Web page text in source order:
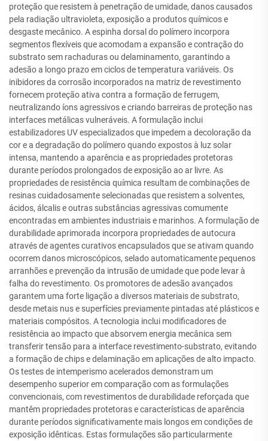
proteção que resistem à penetração de umidade, danos causados
pela radiação ultravioleta, exposição a produtos químicos e
desgaste mecânico. A espinha dorsal do polímero incorpora
segmentos flexíveis que acomodam a expansão e contração do
substrato sem rachaduras ou delaminamento, garantindo a
adesão a longo prazo em ciclos de temperatura variáveis. Os
inibidores da corrosão incorporados na matriz de revestimento
fornecem proteção ativa contra a formação de ferrugem,
neutralizando íons agressivos e criando barreiras de proteção nas
interfaces metálicas vulneráveis. A formulação inclui
estabilizadores UV especializados que impedem a decoloração da
cor e a degradação do polímero quando expostos à luz solar
intensa, mantendo a aparência e as propriedades protetoras
durante períodos prolongados de exposição ao ar livre. As
propriedades de resistência química resultam de combinações de
resinas cuidadosamente selecionadas que resistem a solventes,
ácidos, álcalis e outras substâncias agressivas comumente
encontradas em ambientes industriais e marinhos. A formulação de
durabilidade aprimorada incorpora propriedades de autocura
através de agentes curativos encapsulados que se ativam quando
ocorrem danos microscópicos, selado automaticamente pequenos
arranhões e prevenção da intrusão de umidade que pode levar à
falha do revestimento. Os promotores de adesão avançados
garantem uma forte ligação a diversos materiais de substrato,
desde metais nus e superfícies previamente pintadas até plásticos e
materiais compósitos. A tecnologia inclui modificadores de
resistência ao impacto que absorvem energia mecânica sem
transferir tensão para a interface revestimento-substrato, evitando
a formação de chips e delaminação em aplicações de alto impacto.
Os testes de intemperismo acelerados demonstram um
desempenho superior em comparação com as formulações
convencionais, com revestimentos de durabilidade reforçada que
mantêm propriedades protetoras e características de aparência
durante períodos significativamente mais longos em condições de
exposição idênticas. Estas formulações são particularmente